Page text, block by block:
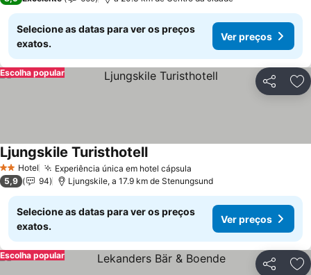
Selecione as datas para ver os preços
exatos.
Ver preços
Partilhar
Escolha popular
2 Estrelas
Hotel Experiência única em hotel cápsula
Ljungskile TuristhotellVer preços
5,9 94 Ljungskile, a 17.9 km de Stenungsund
Selecione as datas para ver os preços
exatos.
Ver preços
Partilhar
Escolha popular